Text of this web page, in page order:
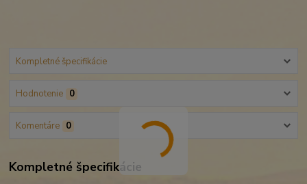
Kompletné špecifikácie
Hodnotenie 0
Komentáre 0
Kompletné špecifikácie